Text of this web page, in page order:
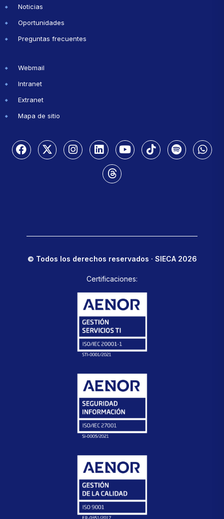
Noticias
Oportunidades
Preguntas frecuentes
Webmail
Intranet
Extranet
Mapa de sitio
© Todos los derechos reservados · SIECA 2026
Certificaciones: